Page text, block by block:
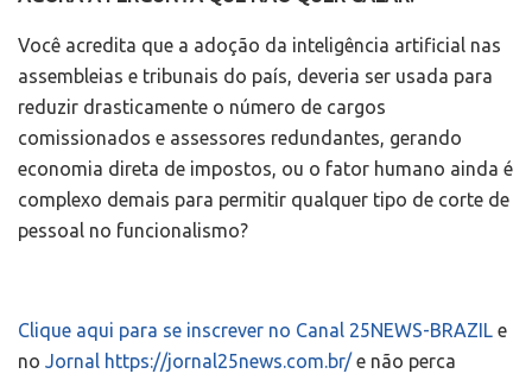
Você acredita que a adoção da inteligência artificial nas
assembleias e tribunais do país, deveria ser usada para
reduzir drasticamente o número de cargos
comissionados e assessores redundantes, gerando
economia direta de impostos, ou o fator humano ainda é
complexo demais para permitir qualquer tipo de corte de
pessoal no funcionalismo?
Clique aqui para se inscrever no Canal 25NEWS-BRAZIL e
no Jornal https://jornal25news.com.br/e não perca